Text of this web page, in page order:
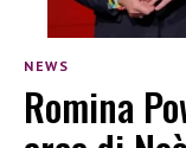
NEWS
Romina